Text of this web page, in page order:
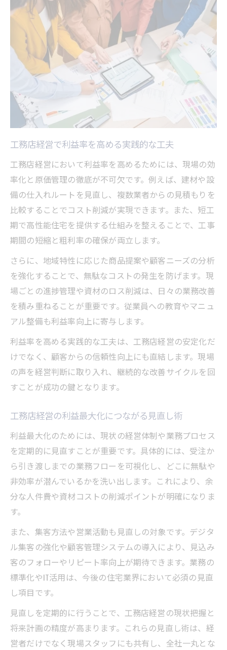
工務店経営で利益率を高める実践的な工夫
工務店経営において利益率を高めるためには、現場の効
率化と原価管理の徹底が不可欠です。例えば、建材や設
備の仕入れルートを見直し、複数業者からの見積もりを
比較することでコスト削減が実現できます。また、短工
期で高性能住宅を提供する仕組みを整えることで、工事
期間の短縮と粗利率の確保が両立します。
さらに、地域特性に応じた商品提案や顧客ニーズの分析
を強化することで、無駄なコストの発生を防げます。現
場ごとの進捗管理や資材のロス削減は、日々の業務改善
を積み重ねることが重要です。従業員への教育やマニュ
アル整備も利益率向上に寄与します。
利益率を高める実践的な工夫は、工務店経営の安定化だ
けでなく、顧客からの信頼性向上にも直結します。現場
の声を経営判断に取り入れ、継続的な改善サイクルを回
すことが成功の鍵となります。
工務店経営の利益最大化につながる見直し術
利益最大化のためには、現状の経営体制や業務プロセス
を定期的に見直すことが重要です。具体的には、受注か
ら引き渡しまでの業務フローを可視化し、どこに無駄や
非効率が潜んでいるかを洗い出します。これにより、余
分な人件費や資材コストの削減ポイントが明確になりま
す。
また、集客方法や営業活動も見直しの対象です。デジタ
ル集客の強化や顧客管理システムの導入により、見込み
客のフォローやリピート率向上が期待できます。業務の
標準化やIT活用は、今後の住宅業界において必須の見直
し項目です。
見直しを定期的に行うことで、工務店経営の現状把握と
将来計画の精度が高まります。これらの見直し術は、経
営者だけでなく現場スタッフにも共有し、全社一丸とな